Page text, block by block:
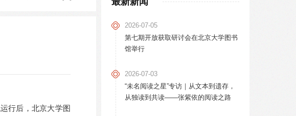
2026-07-05
第七期开放获取研讨会在北京大学图书
馆举行
2026-07-03
“未名阅读之星”专访｜从文本到遗存，
从独读到共读——张紫依的阅读之路
行后，北京大学图